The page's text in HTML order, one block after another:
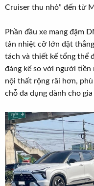
Cruiser thu nhỏ” đến từ
Phần đầu xe mang đậm
tản nhiệt cỡ lớn đặt
tách và thiết kế tổng thể
đáng kể so với người tiền
nội thất rộng rãi hơn,
chỗ đa dụng dành cho